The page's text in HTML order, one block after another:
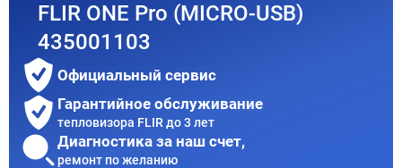
FLIR ONE Pro (MICRO-USB)
435001103
Официальный сервис
Гарантийное обслуживание
тепловизора FLIR до 3 лет
Диагностика за наш счет,
ремонт по желанию